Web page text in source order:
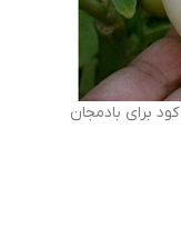
برای بادمجان